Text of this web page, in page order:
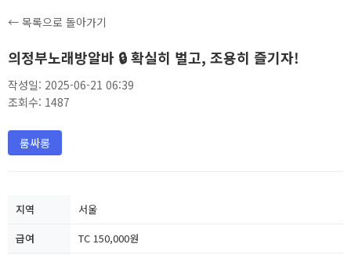
← 목록으로 돌아가기
의정부노래방알바 🔒 확실히 벌고, 조용히 즐기자!
작성일: 2025-06-21 06:39
조회수: 1487
룸싸롱
지역
서울
급여
TC 150,000원